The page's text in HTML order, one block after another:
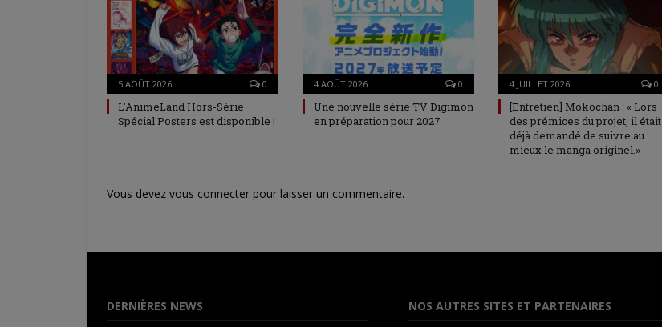
5 AOÛT 2026 0
L’AnimeLand Hors-Série –
Spécial Posters est disponible !
4 AOÛT 2026 0
Une nouvelle série TV Digimon
en préparation pour 2027
4 JUILLET 2026 0
[Entretien] Mokochan : « Lors
des prémices du projet, il était
déjà demandé de suivre au
mieux le manga originel.»
Vous devez vous connecter pour laisser un commentaire.
DERNIÈRES NEWS NOS AUTRES SITES ET PARTENAIRES